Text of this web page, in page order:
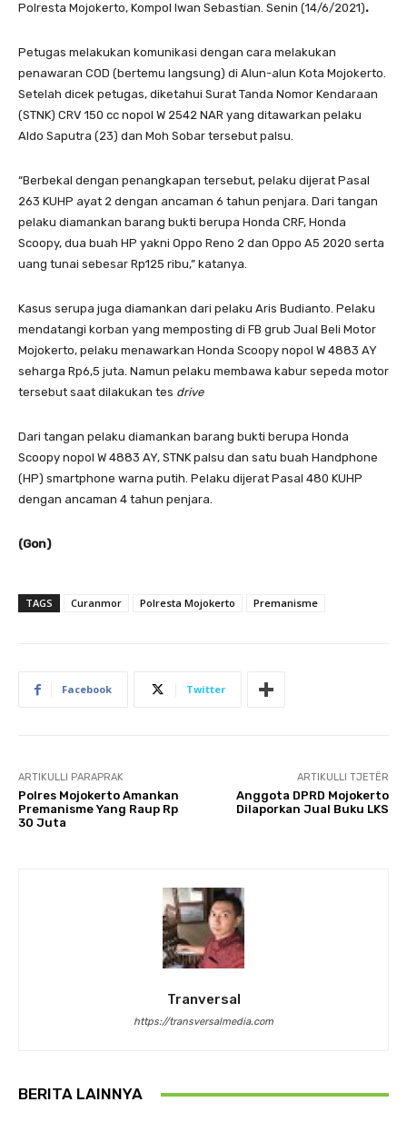
Polresta Mojokerto, Kompol Iwan Sebastian. Senin (14/6/2021).
Petugas melakukan komunikasi dengan cara melakukan
penawaran COD (bertemu langsung) di Alun-alun Kota Mojokerto.
Setelah dicek petugas, diketahui Surat Tanda Nomor Kendaraan
(STNK) CRV 150 cc nopol W 2542 NAR yang ditawarkan pelaku
Aldo Saputra (23) dan Moh Sobar tersebut palsu.
“Berbekal dengan penangkapan tersebut, pelaku dijerat Pasal
263 KUHP ayat 2 dengan ancaman 6 tahun penjara. Dari tangan
pelaku diamankan barang bukti berupa Honda CRF, Honda
Scoopy, dua buah HP yakni Oppo Reno 2 dan Oppo A5 2020 serta
uang tunai sebesar Rp125 ribu,” katanya.
Kasus serupa juga diamankan dari pelaku Aris Budianto. Pelaku
mendatangi korban yang memposting di FB grub Jual Beli Motor
Mojokerto, pelaku menawarkan Honda Scoopy nopol W 4883 AY
seharga Rp6,5 juta. Namun pelaku membawa kabur sepeda motor
tersebut saat dilakukan tes drive
Dari tangan pelaku diamankan barang bukti berupa Honda
Scoopy nopol W 4883 AY, STNK palsu dan satu buah Handphone
(HP) smartphone warna putih. Pelaku dijerat Pasal 480 KUHP
dengan ancaman 4 tahun penjara.
(Gon)
TAGS Curanmor Polresta Mojokerto Premanisme
Facebook Twitter
ARTIKULLI PARAPRAK
Polres Mojokerto Amankan
Premanisme Yang Raup Rp
30 Juta
ARTIKULLI TJETËR
Anggota DPRD Mojokerto
Dilaporkan Jual Buku LKS
Tranversal
https://transversalmedia.com
BERITA LAINNYA